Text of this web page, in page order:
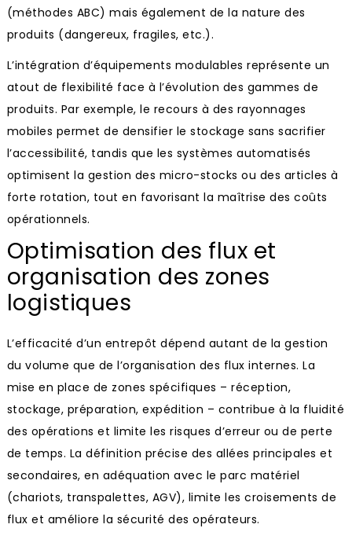
(méthodes ABC) mais également de la nature des
produits (dangereux, fragiles, etc.).
L’intégration d’équipements modulables représente un
atout de flexibilité face à l’évolution des gammes de
produits. Par exemple, le recours à des rayonnages
mobiles permet de densifier le stockage sans sacrifier
l’accessibilité, tandis que les systèmes automatisés
optimisent la gestion des micro-stocks ou des articles à
forte rotation, tout en favorisant la maîtrise des coûts
opérationnels.
Optimisation des flux et
organisation des zones
logistiques
L’efficacité d’un entrepôt dépend autant de la gestion
du volume que de l’organisation des flux internes. La
mise en place de zones spécifiques – réception,
stockage, préparation, expédition – contribue à la fluidité
des opérations et limite les risques d’erreur ou de perte
de temps. La définition précise des allées principales et
secondaires, en adéquation avec le parc matériel
(chariots, transpalettes, AGV), limite les croisements de
flux et améliore la sécurité des opérateurs.